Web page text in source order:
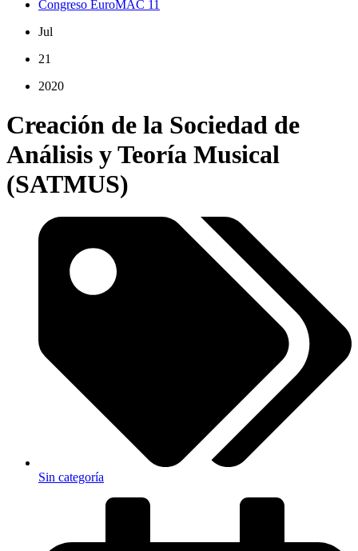
Congreso EuroMAC 11
Jul
21
2020
Creación de la Sociedad de
Análisis y Teoría Musical
(SATMUS)
Sin categoría